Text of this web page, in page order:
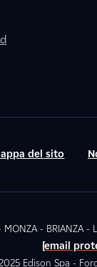
del sito
-
[email
Edison Spa -